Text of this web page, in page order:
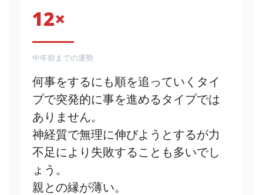
12×
中年前までの運勢
何事をするにも順を追っていくタイ
プで突発的に事を進めるタイプでは
ありません。
神経質で無理に伸びようとするが力
不足により失敗することも多いでし
ょう。
親との縁が薄い。